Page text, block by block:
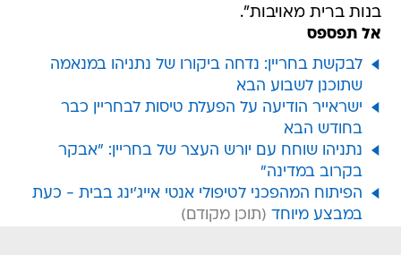
בנות ברית מאויבות".
אל תפספס
לבקשת בחריין: נדחה ביקורו של נתניהו במנאמה
שתוכנן לשבוע הבא
ישראייר הודיעה על הפעלת טיסות לבחריין כבר
בחודש הבא
נתניהו שוחח עם יורש העצר של בחריין: "אבקר
בקרוב במדינה"
הפיתוח המהפכני לטיפולי אנטי אייג'ינג בבית - כעת
במבצע מיוחד